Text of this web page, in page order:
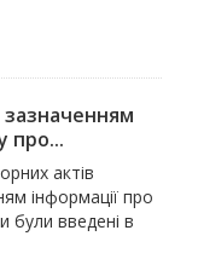
зазначенням
про...
актів
інформації про
були введені в